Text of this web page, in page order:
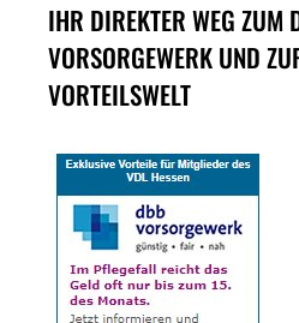
IHR DIREKTER WEG ZUM
VORSORGEWERK UND
VORTEILSWELT